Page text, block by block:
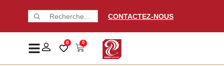
CONTACTEZ-NOUS
0 0